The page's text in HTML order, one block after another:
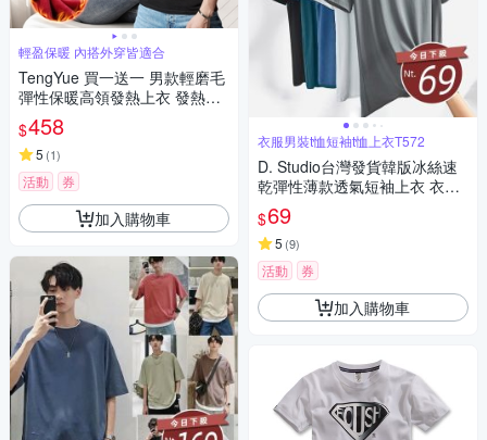
輕盈保暖 內搭外穿皆適合
TengYue 買一送一 男款輕磨毛
彈性保暖高領發熱上衣 發熱衣
保暖衣 內搭上衣 長袖上衣 4色
4尺寸
$458
5 (1)
活動 券
加入購物車
衣服男裝t恤短袖t恤上衣T572
D. Studio台灣發貨韓版冰絲速
乾彈性薄款透氣短袖上衣 衣
服 男裝 t恤 短袖t恤 上衣T572
$69
5 (9)
活動 券
加入購物車